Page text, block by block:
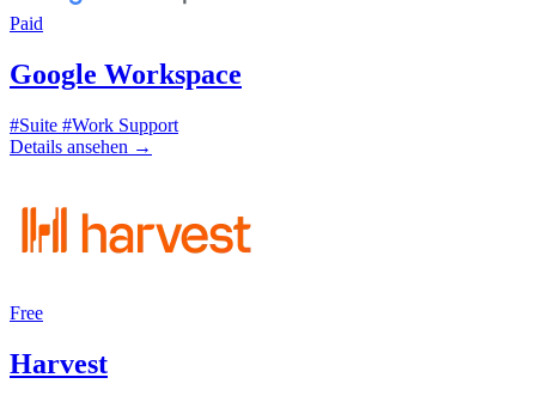
Paid
Google Workspace
#Suite #Work Support
Details ansehen →
Free
Harvest